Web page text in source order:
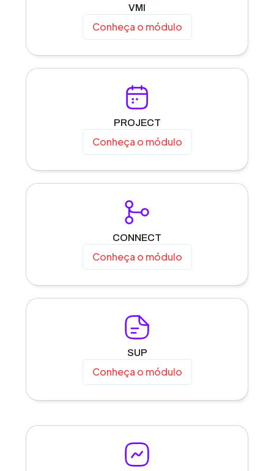
VMI
Conheça o módulo
PROJECT
Conheça o módulo
CONNECT
Conheça o módulo
SUP
Conheça o módulo